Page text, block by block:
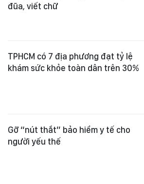
đũa, viết chữ
TPHCM có 7 địa phương đạt tỷ lệ
khám sức khỏe toàn dân trên 30%
Gỡ “nút thắt” bảo hiểm y tế cho
người yếu thế